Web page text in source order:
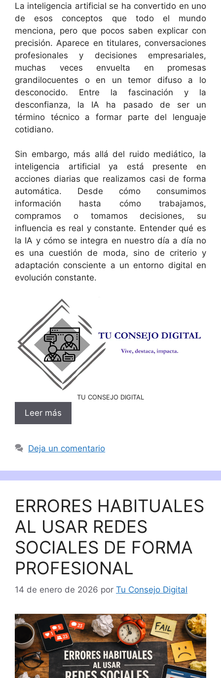
La inteligencia artificial se ha convertido en uno
de esos conceptos que todo el mundo
menciona, pero que pocos saben explicar con
precisión. Aparece en titulares, conversaciones
profesionales y decisiones empresariales,
muchas veces envuelta en promesas
grandilocuentes o en un temor difuso a lo
desconocido. Entre la fascinación y la
desconfianza, la IA ha pasado de ser un
término técnico a formar parte del lenguaje
cotidiano.
Sin embargo, más allá del ruido mediático, la
inteligencia artificial ya está presente en
acciones diarias que realizamos casi de forma
automática. Desde cómo consumimos
información hasta cómo trabajamos,
compramos o tomamos decisiones, su
influencia es real y constante. Entender qué es
la IA y cómo se integra en nuestro día a día no
es una cuestión de moda, sino de criterio y
adaptación consciente a un entorno digital en
evolución constante.
TU CONSEJO DIGITAL
Leer más
Deja un comentario
ERRORES HABITUALES
AL USAR REDES
SOCIALES DE FORMA
PROFESIONAL
14 de enero de 2026 por Tu Consejo Digital